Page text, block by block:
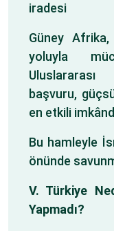
iradesi
Güney
yoluyla
Uluslararası
başvuru,
en etkili
Bu hamleyle
önünde
V. Türkiye
Yapmadı?